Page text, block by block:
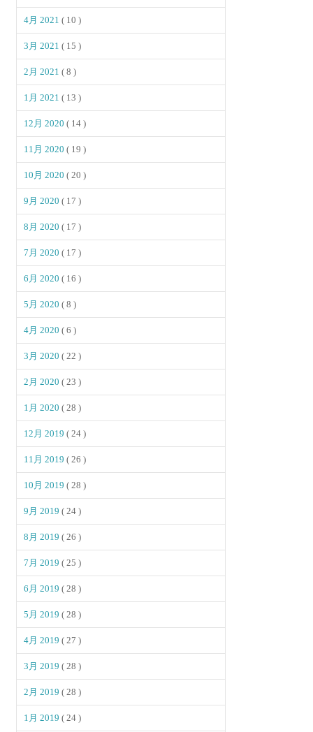
4月 2021( 10 )
3月 2021( 15 )
2月 2021( 8 )
1月 2021( 13 )
12月 2020( 14 )
11月 2020( 19 )
10月 2020( 20 )
9月 2020( 17 )
8月 2020( 17 )
7月 2020( 17 )
6月 2020( 16 )
5月 2020( 8 )
4月 2020( 6 )
3月 2020( 22 )
2月 2020( 23 )
1月 2020( 28 )
12月 2019( 24 )
11月 2019( 26 )
10月 2019( 28 )
9月 2019( 24 )
8月 2019( 26 )
7月 2019( 25 )
6月 2019( 28 )
5月 2019( 28 )
4月 2019( 27 )
3月 2019( 28 )
2月 2019( 28 )
1月 2019( 24 )